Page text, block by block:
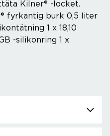
Kilner® -locket.
fyrkantig burk 0,5 liter
1 x 18,10
-silikonring 1 x